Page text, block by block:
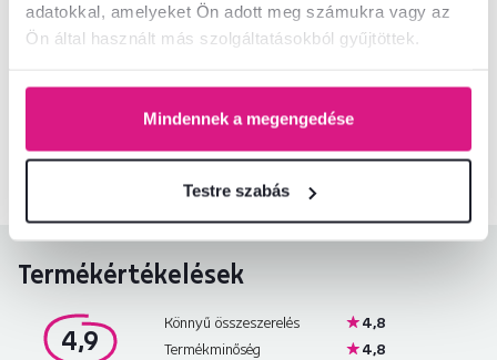
adatokkal, amelyeket Ön adott meg számukra vagy az
Ön által használt más szolgáltatásokból gyűjtöttek.
Mindennek a megengedése
Testre szabás
Vegye fel velünk a kapcsolatot, és örömmel adunk tanácsot
Termékértékelések
4,9
Könnyű összeszerelés
4,8
Termékminőség
4,8